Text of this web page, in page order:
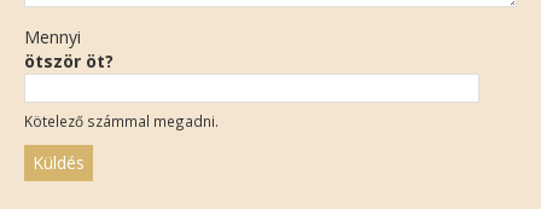
Mennyi
ötször öt?
Kötelező számmal megadni.